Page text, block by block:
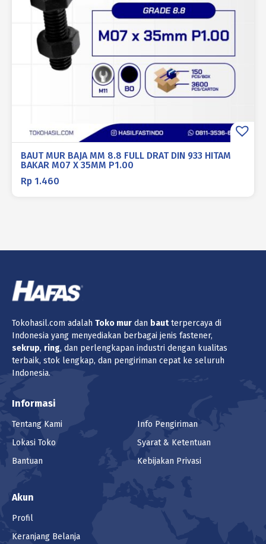
BAUT MUR BAJA MM 8.8 FULL DRAT DIN 933 HITAM
BAKAR M07 X 35MM P1.00
Rp 1.460
Tokohasil.com adalah Toko mur dan bautterpercaya di
Indonesia yang menyediakan berbagai jenis fastener,
sekrup, ring, dan perlengkapan industri dengan kualitas
terbaik, stok lengkap, dan pengiriman cepat ke seluruh
Indonesia.
Informasi
Tentang Kami
Lokasi Toko
Bantuan
Info Pengiriman
Syarat & Ketentuan
Kebijakan Privasi
Akun
Profil
Keranjang Belanja